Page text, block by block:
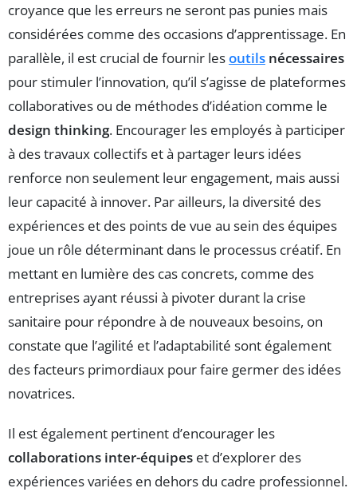
croyance que les erreurs ne seront pas punies mais
considérées comme des occasions d’apprentissage. En
parallèle, il est crucial de fournir lesoutils nécessaires
pour stimuler l’innovation, qu’il s’agisse de plateformes
collaboratives ou de méthodes d’idéation comme le
design thinking. Encourager les employés à participer
à des travaux collectifs et à partager leurs idées
renforce non seulement leur engagement, mais aussi
leur capacité à innover. Par ailleurs, la diversité des
expériences et des points de vue au sein des équipes
joue un rôle déterminant dans le processus créatif. En
mettant en lumière des cas concrets, comme des
entreprises ayant réussi à pivoter durant la crise
sanitaire pour répondre à de nouveaux besoins, on
constate que l’agilité et l’adaptabilité sont également
des facteurs primordiaux pour faire germer des idées
novatrices.
Il est également pertinent d’encourager les
collaborations inter-équipes et d’explorer des
expériences variées en dehors du cadre professionnel.